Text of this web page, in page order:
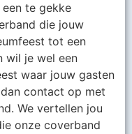
te gekke
die jouw
tot een
wil je wel een
waar jouw gasten
contact op met
We vertellen jou
onze coverband